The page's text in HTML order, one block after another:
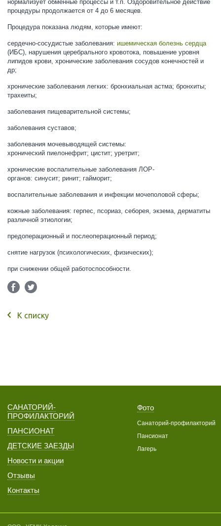
нормализует обменные процессы и т.п. Оздоровительное действие
процедуры продолжается от 4 до 6 месяцев.
Процедура показана людям, которые имеют:
сердечно-сосудистые заболевания: ишемическая болезнь сердца
(ИБС), нарушения церебрального кровотока, повышение уровня
липидов крови, хронические заболевания сосудов конечностей и
др;
хронические заболевания легких: бронхиальная астма; бронхиты;
трахеиты;
заболевания пищеварительной системы;
заболевания суставов;
заболевания мочевыводящей системы:
хронический пиелонефрит; цистит; уретрит;
хронические воспалительные заболевания ЛОР-
органов: синусит; ринит; гайморит;
воспалительные заболевания и инфекции мочеполовой сферы;
кожные заболевания: герпес, псориаз, себорея, экзема, дерматиты
различной этиологии;
предоперационный и послеоперационный период;
снятие нагрузок (психологических, физических);
при снижении общей работоспособности.
К списку
САНАТОРИЙ-
ПРОФИЛАКТОРИЙ
ПАНСИОНАТ
ДЕТСКИЕ ЗАЕЗДЫ
Новости и акции
Отзывы
Контакты
Фото
Санаторий-профилакторий
Пансионат
Лагерь